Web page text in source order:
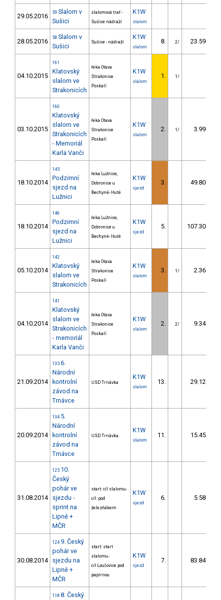
29.05.2016 59 Slalom v
Sušici
slalomová trať -
Sušice nádraží
K1W
slalom
28.05.2016 58 Slalom v
Sušici
Sušice - nádraží
K1W
slalom
8. 2/ 23.59
04.10.2015
161
Klatovský
slalom ve
Strakonicích
řeka Otava
Strakonice
Poskalí
K1W
slalom
1. 1/
03.10.2015
160
Klatovský
slalom ve
Strakonicích
- Memoriál
Karla Vanči
řeka Otava
Strakonice
Poskalí
K1W
slalom
2. 1/ 3.99
18.10.2014
145
Podzimní
sjezd na
Lužnici
řeka Lužnice,
Dobronice u
Bechyně- Hutě
K1W
sjezd
3. 49.80
18.10.2014
146
Podzimní
sjezd na
Lužnici
řeka Lužnice,
Dobronice u
Bechyně- Hutě
K1W
sjezd
5. 107.30
05.10.2014
142
Klatovský
slalom ve
Strakonicích
řeka Otava
Strakonice
Poskalí
K1W
slalom
3. 1/ 2.36
04.10.2014
141
Klatovský
slalom ve
Strakonicích
- memoriál
Karla Vanči
řeka Otava
Strakonice
Poskalí
K1W
slalom
2. 2/ 9.34
21.09.2014
135 6.
Národní
kontrolní
závod na
Trnávce
USD Trnávka
K1W
slalom
13. 29.12
20.09.2014
134 5.
Národní
kontrolní
závod na
Trnávce
USD Trnávka.
K1W
slalom
11. 15.45
31.08.2014
125 10.
Český
pohár ve
sjezdu -
sprint na
Lipně +
MČR
start: cíl slalomu-
cíl: pod
železňákem
K1W
sjezd
6. 5.58
30.08.2014
124 9. Český
pohár ve
sjezdu na
Lipně +
MČR
start: start
slalomu-
cíl:Loučovice pod
papírnou
K1W
sjezd
7. 83.84
118 8. Český